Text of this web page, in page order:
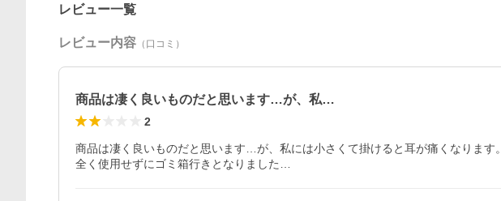
レビュー一覧
レビュー内容 （口コミ）
商品は凄く良いものだと思います…が、私…
2
商品は凄く良いものだと思います…が、私には小さくて掛けると耳が痛くなります。
全く使用せずにゴミ箱行きとなりました…